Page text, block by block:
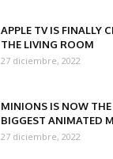
APPLE TV IS FINALLY
THE LIVING ROOM
27 diciembre, 2022
MINIONS IS NOW THE
BIGGEST ANIMATED
27 diciembre, 2022